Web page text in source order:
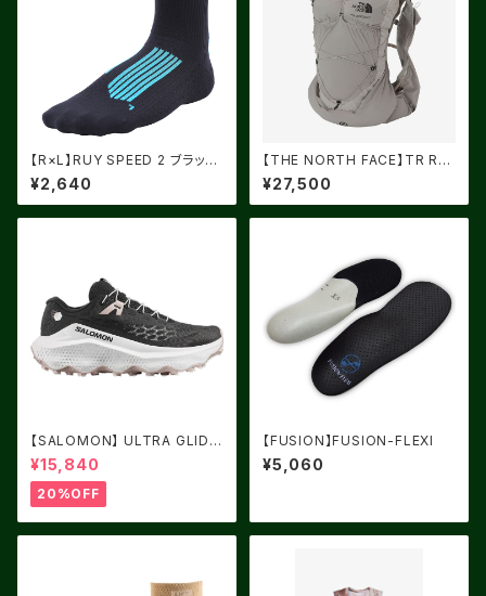
【R×L】RUY SPEED 2 ブラック
X ライトブルー
¥2,640
【THE NORTH FACE】TR RO
CKET キュムラスクラウド
¥27,500
【SALOMON】 ULTRA GLIDE
4 Women Black / White / Si
lver Cloud
¥15,840
20%OFF
【FUSION】FUSION-FLEXI
¥5,060